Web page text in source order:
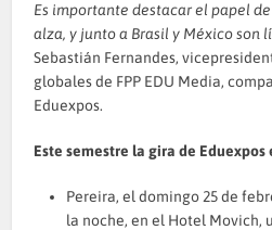
Es importante destacar el papel
alza, y junto a Brasil y México son
Sebastián Fernandes,
globales de FPP EDU Media,
Eduexpos.
Este semestre la gira de Eduexpos
Pereira, el domingo 25 de
la noche, en el Hotel Movich,